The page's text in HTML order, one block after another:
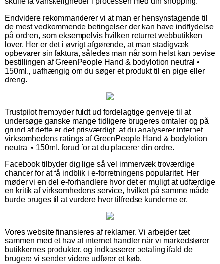
Endvidere rekommanderer vi at man er hensynstagende til
de mest vedkommende betingelser der kan have indflydelse
på ordren, som eksempelvis hvilken returret webbutikken
lover. Her er det i øvrigt afgørende, at man stadigvæk
opbevarer sin faktura, således man når som helst kan bevise
bestillingen af GreenPeople Hand & bodylotion neutral •
150ml., uafhængig om du søger et produkt til en pige eller
dreng.
Trustpilot frembyder fuldt ud fordelagtige genveje til at
undersøge ganske mange tidligere brugeres omtaler og på
grund af dette er det prisværdigt, at du analyserer internet
virksomhedens ratings af GreenPeople Hand & bodylotion
neutral • 150ml. forud for at du placerer din ordre.
Facebook tilbyder dig lige så vel immervæk troværdige
chancer for at få indblik i e-forretningens popularitet. Her
møder vi en del e-forhandlere hvor det er muligt at udfærdige
en kritik af virksomhedens service, hvilket på samme måde
burde bruges til at vurdere hvor tilfredse kunderne er.
Vores website finansieres af reklamer. Vi arbejder tæt
sammen med et hav af internet handler når vi markedsfører
butikkernes produkter, og indkasserer betaling ifald de
brugere vi sender videre udfører et køb.